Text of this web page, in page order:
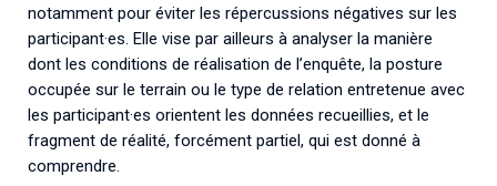
notamment pour éviter les répercussions négatives sur les
participant·es. Elle vise par ailleurs à analyser la manière
dont les conditions de réalisation de l’enquête, la posture
occupée sur le terrain ou le type de relation entretenue avec
les participant·es orientent les données recueillies, et le
fragment de réalité, forcément partiel, qui est donné à
comprendre.